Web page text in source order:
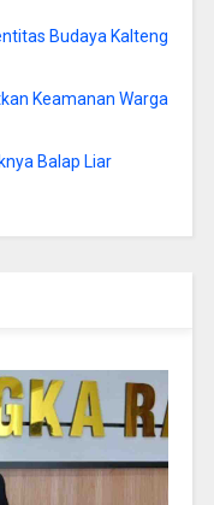
Budaya Kalteng
Keamanan Warga
Balap Liar